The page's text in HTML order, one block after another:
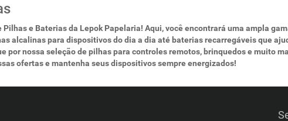
Pilhas e Baterias da Lepok Papelaria! Aqui, você encontrará uma ampla
alcalinas para dispositivos do dia a dia até baterias recarregáveis que
por nossa seleção de pilhas para controles remotos, brinquedos e muito
ofertas e mantenha seus dispositivos sempre energizados!